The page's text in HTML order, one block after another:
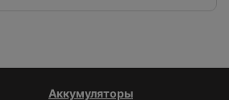
Аккумуляторы